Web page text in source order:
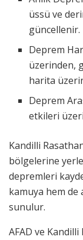
üssü ve
güncellenir.
Deprem
üzerinden,
harita
Deprem
etkileri
Kandilli
bölgelerine
depremleri
kamuya hem de
sunulur.
AFAD ve